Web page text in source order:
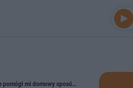
Sucha skóra zawsze była moim problemem. Była nieprzyjemna w dotyku i szybko robiły mi się podrażnienia. Na szczęście pomógł mi domowy sposób mojej babci